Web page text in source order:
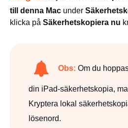
till denna Mac under
klicka på Säkerhetskopiera nu
Obs: Om du
din iPad-säkerhetskopia,
Kryptera lokal
lösenord.